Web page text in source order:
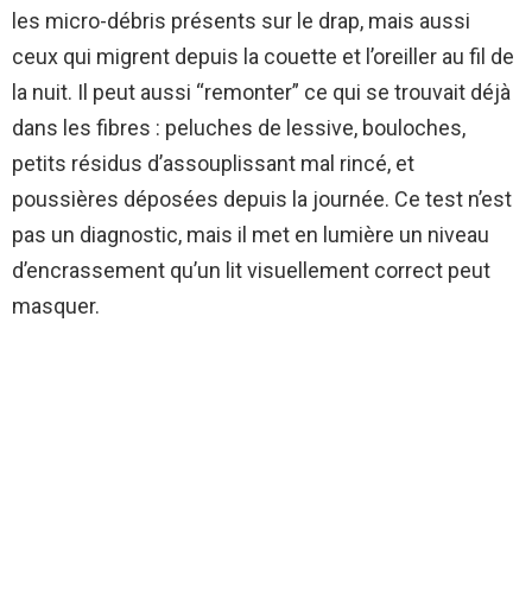
les micro-débris présents sur le drap, mais aussi
ceux qui migrent depuis la couette et l’oreiller au fil de
la nuit. Il peut aussi “remonter” ce qui se trouvait déjà
dans les fibres : peluches de lessive, bouloches,
petits résidus d’assouplissant mal rincé, et
poussières déposées depuis la journée. Ce test n’est
pas un diagnostic, mais il met en lumière un niveau
d’encrassement qu’un lit visuellement correct peut
masquer.